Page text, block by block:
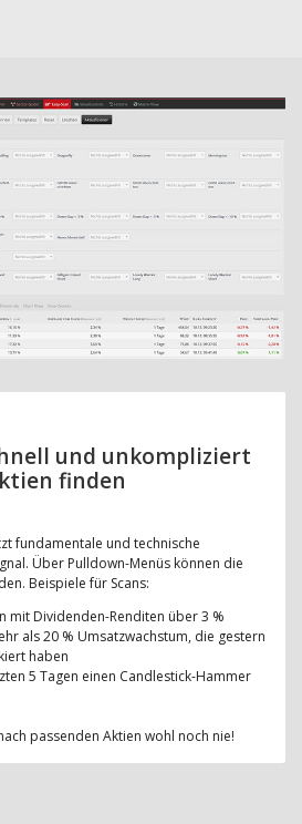
und unkompliziert
finden
fundamentale und technische
Über Pulldown-Menüs können die
Beispiele für Scans:
mit Dividenden-Renditen über 3 %
als 20 % Umsatzwachstum, die gestern
haben
5 Tagen einen Candlestick-Hammer
passenden Aktien wohl noch nie!